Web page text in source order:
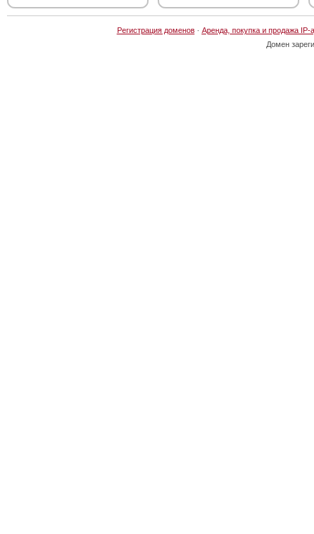
Регистрация доменов· Аренда, покупка и продажа IP-
Домен